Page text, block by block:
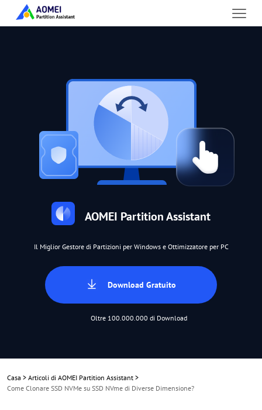
AOMEI Partition Assistant
Il Miglior Gestore di Partizioni per Windows e Ottimizzatore per PC
Download Gratuito
Oltre 100.000.000 di Download
Casa > Articoli di AOMEI Partition Assistant >
Come Clonare SSD NVMe su SSD NVme di Diverse Dimensione?